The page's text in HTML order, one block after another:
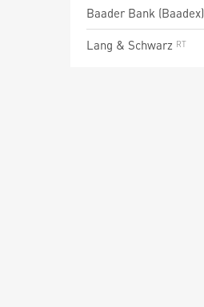
Baader Bank (Baadex)
Lang & Schwarz